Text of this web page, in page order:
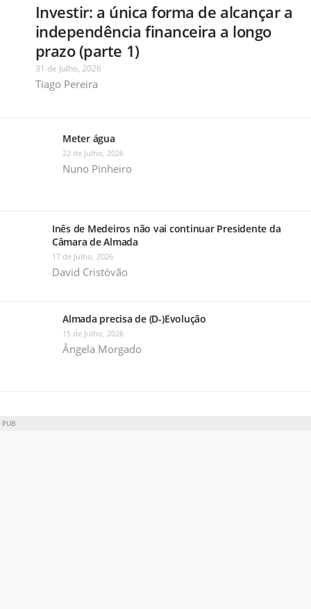
Investir: a única forma de alcançar a
independência financeira a longo
prazo (parte 1)
31 de Julho, 2026
Tiago Pereira
Meter água
22 de Julho, 2026
Nuno Pinheiro
Inês de Medeiros não vai continuar Presidente da
Câmara de Almada
17 de Julho, 2026
David Cristóvão
Almada precisa de (D-)Evolução
15 de Julho, 2026
Ângela Morgado
PUB